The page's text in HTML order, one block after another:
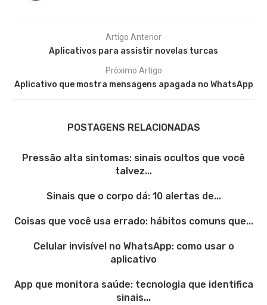
Artigo Anterior
Aplicativos para assistir novelas turcas
Próximo Artigo
Aplicativo que mostra mensagens apagada no WhatsApp
POSTAGENS RELACIONADAS
Pressão alta sintomas: sinais ocultos que você
talvez...
Sinais que o corpo dá: 10 alertas de...
Coisas que você usa errado: hábitos comuns que...
Celular invisível no WhatsApp: como usar o
aplicativo
App que monitora saúde: tecnologia que identifica
sinais...